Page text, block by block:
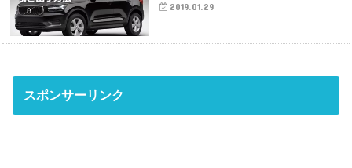
2019.01.29
スポンサーリンク